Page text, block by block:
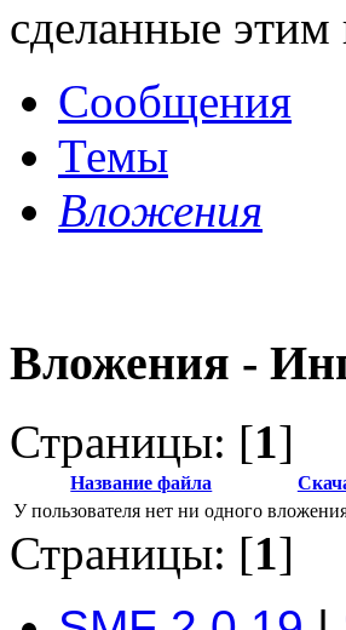
сделанные этим
Сообщения
Темы
Вложения
Вложения -
Страницы: [1]
Название файла
У пользователя нет ни одного
Страницы: [1]